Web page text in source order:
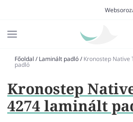
AKCIÓK
SZŐNYEG
Főoldal / Laminált padló/ Kronostep Native
padló
Kronostep
4274 laminált